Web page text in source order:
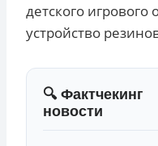
детского игрового
устройство
🔍 Фактчекинг
новости